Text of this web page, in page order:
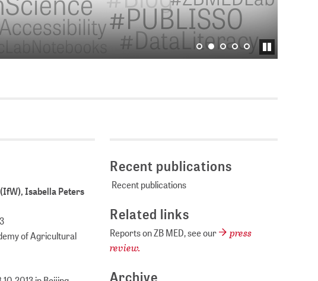
DATABASES (DBIS)
DIGITAL COLLECTIONS
Internships and theses at
ZB MED
Isabella Peters
of Agricultural
Recent publications
Recent publications
Related links
Reports on ZB MED, see our
press
review.
Archive